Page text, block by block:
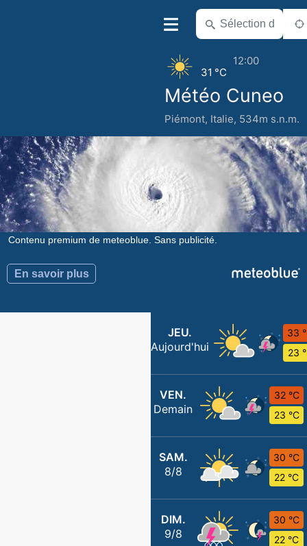
Météo Cuneo
Piémont, Italie, 534m s.n.m.
31 °C
12:00
JEU.
Aujourd'hui
33
23
VEN.
Demain
32 °C
23 °C
SAM.
8/8
30 °C
22 °C
DIM.
9/8
30 °C
22 °C